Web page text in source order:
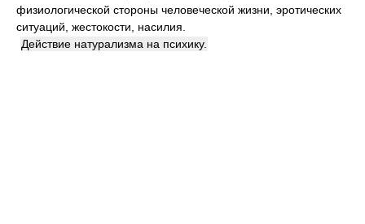
физиологической стороны человеческой жизни, эротических
ситуаций, жестокости, насилия.
Действие натурализма на психику.